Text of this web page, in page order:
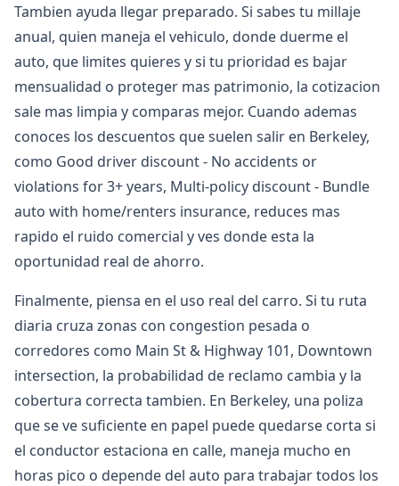
Tambien ayuda llegar preparado. Si sabes tu millaje
anual, quien maneja el vehiculo, donde duerme el
auto, que limites quieres y si tu prioridad es bajar
mensualidad o proteger mas patrimonio, la cotizacion
sale mas limpia y comparas mejor. Cuando ademas
conoces los descuentos que suelen salir en Berkeley,
como Good driver discount - No accidents or
violations for 3+ years, Multi-policy discount - Bundle
auto with home/renters insurance, reduces mas
rapido el ruido comercial y ves donde esta la
oportunidad real de ahorro.
Finalmente, piensa en el uso real del carro. Si tu ruta
diaria cruza zonas con congestion pesada o
corredores como Main St & Highway 101, Downtown
intersection, la probabilidad de reclamo cambia y la
cobertura correcta tambien. En Berkeley, una poliza
que se ve suficiente en papel puede quedarse corta si
el conductor estaciona en calle, maneja mucho en
horas pico o depende del auto para trabajar todos los